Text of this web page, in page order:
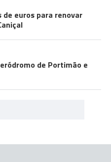
de euros para renovar
de Portimão e